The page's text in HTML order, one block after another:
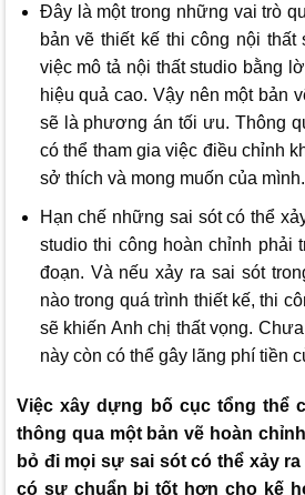
Đây là một trong những vai trò
bản vẽ thiết kế thi công nội thất
việc mô tả nội thất studio bằng
hiệu quả cao. Vậy nên một bản
sẽ là phương án tối ưu. Thông
có thể tham gia việc điều chỉnh
sở thích và mong muốn của mình.
Hạn chế những sai sót có thể
studio thi công hoàn chỉnh phải
đoạn. Và nếu xảy ra sai sót
nào trong quá trình thiết kế, thi
sẽ khiến Anh chị thất vọng.
này còn có thể gây lãng phí tiền
Việc xây dựng bố cục tổng thể
thông qua một bản vẽ hoàn
bỏ đi mọi sự sai sót có thể xảy
có sự chuẩn bị tốt hơn cho kế